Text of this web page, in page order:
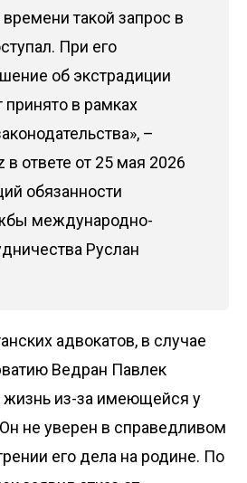
такой запрос в
При его
об экстрадиции
принято в рамках
–
ответе от 25 мая 2026
обязанности
международно-
Руслан
адвокатов, в случае
Ведран Павлек
жизнь из-за имеющейся у
не уверен в справедливом
его дела на родине. По